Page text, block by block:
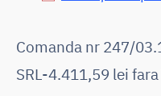
Comanda nr 247/
SRL-4.411,59 lei fara